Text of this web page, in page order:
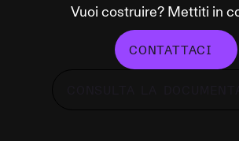
Vuoi costruire? Mettiti in
CONTATTACI